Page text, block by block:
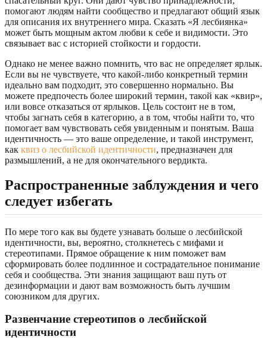
помогают людям найти сообщество и предлагают общий язык
для описания их внутреннего мира. Сказать «Я лесбиянка»
может быть мощным актом любви к себе и видимости. Это
связывает вас с историей стойкости и гордости.
Однако не менее важно помнить, что вас не определяет ярлык.
Если вы не чувствуете, что какой-либо конкретный термин
идеально вам подходит, это совершенно нормально. Вы
можете предпочесть более широкий термин, такой как «квир»,
или вовсе отказаться от ярлыков. Цель состоит не в том,
чтобы загнать себя в категорию, а в том, чтобы найти то, что
помогает вам чувствовать себя увиденным и понятым. Ваша
идентичность — это ваше определение, и такой инструмент,
как квиз о лесбийской идентичности, предназначен для
размышлений, а не для окончательного вердикта.
Распространенные заблуждения и чего
следует избегать
По мере того как вы будете узнавать больше о лесбийской
идентичности, вы, вероятно, столкнетесь с мифами и
стереотипами. Прямое обращение к ним поможет вам
сформировать более подлинное и сострадательное понимание
себя и сообщества. Эти знания защищают ваш путь от
дезинформации и дают вам возможность быть лучшим
союзником для других.
Развенчание стереотипов о лесбийской
идентичности